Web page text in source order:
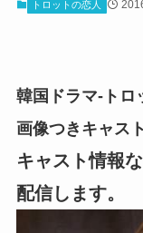
トロットの恋人
韓国ドラマ-トロ
画像つきキャス
キャスト情報
配信します。